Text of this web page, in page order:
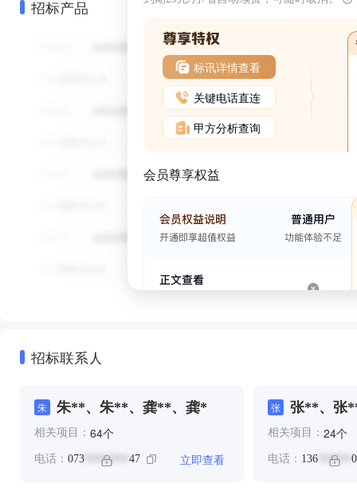
招标产品
标讯详情查看
关键电话直连
甲方分析查询
会员尊享权益
招标联系人
朱 朱**、朱**、龚**、龚*
相关项目： 64个
电话： 073 ******** 47 立即查看
张 张**、张
相关项目： 24个
电话： 136******